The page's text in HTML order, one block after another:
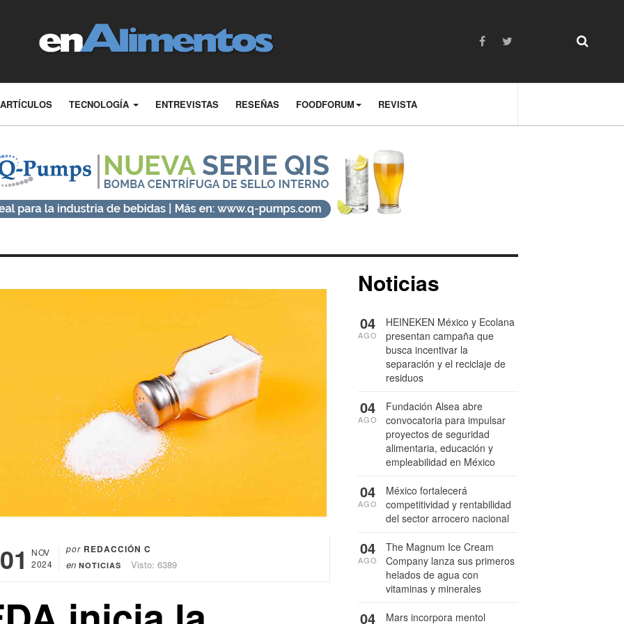
ARTÍCULOS TECNOLOGÍA ENTREVISTAS RESEÑAS FOODFORUM REVISTA
01
NOV
2024
por REDACCIÓN C
en NOTICIAS Visto: 6389
Noticias
HEINEKEN México y Ecolana
presentan campaña que
busca incentivar la
separación y el reciclaje de
residuos
04
AGO
Fundación Alsea abre
convocatoria para impulsar
proyectos de seguridad
alimentaria, educación y
empleabilidad en México
04
AGO
México fortalecerá
competitividad y rentabilidad
del sector arrocero nacional
04
AGO
The Magnum Ice Cream
Company lanza sus primeros
helados de agua con
vitaminas y minerales
04
AGO
Mars incorpora mentol
04